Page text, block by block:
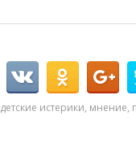
детские истерики, мнение,